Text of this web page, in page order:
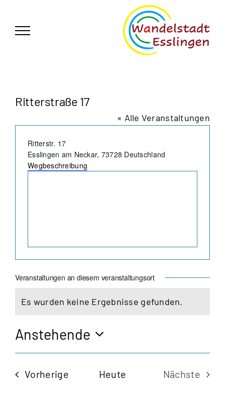
springen
Ritterstraße 17
« Alle Veranstaltungen
Adresse
Ritterstr. 17
Esslingen am Neckar, 73728 Deutschland
Wegbeschreibung
Veranstaltungen an diesem veranstaltungsort
Hinweis
Es wurden keine Ergebnisse gefunden.
Anstehende
Datum
VorherigeVeranstaltungen
Heute
Nächste